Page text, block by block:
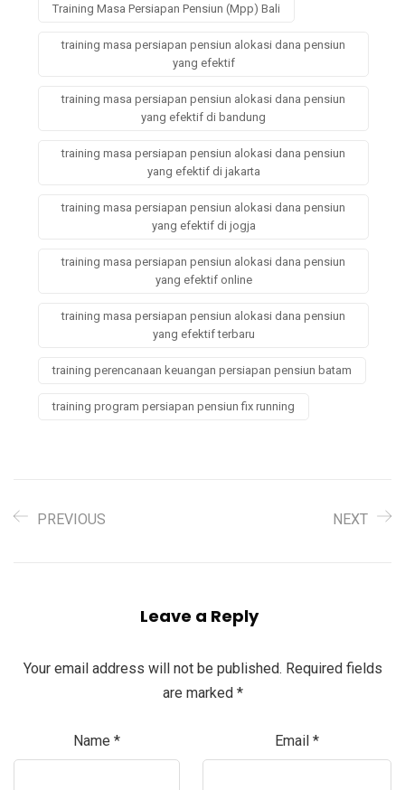
Training Masa Persiapan Pensiun (Mpp) Bali
training masa persiapan pensiun alokasi dana pensiun
yang efektif
training masa persiapan pensiun alokasi dana pensiun
yang efektif di bandung
training masa persiapan pensiun alokasi dana pensiun
yang efektif di jakarta
training masa persiapan pensiun alokasi dana pensiun
yang efektif di jogja
training masa persiapan pensiun alokasi dana pensiun
yang efektif online
training masa persiapan pensiun alokasi dana pensiun
yang efektif terbaru
training perencanaan keuangan persiapan pensiun batam
training program persiapan pensiun fix running
PREVIOUS NEXT
Leave a Reply
Your email address will not be published. Required fields
are marked *
Name * Email *